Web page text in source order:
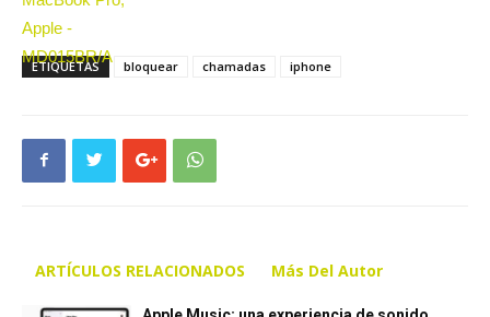
ETIQUETAS bloquear chamadas iphone
ARTÍCULOS RELACIONADOS Más Del Autor